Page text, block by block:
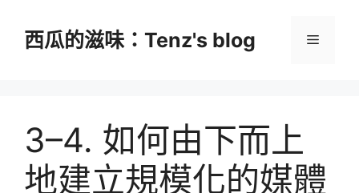
西瓜的滋味：Tenz's blog 選
3–4. 如何由下而上
地建立規模化的媒體